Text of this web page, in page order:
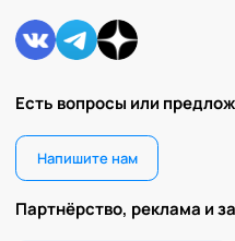
Есть вопросы или
Напишите нам
Партнёрство, реклама и